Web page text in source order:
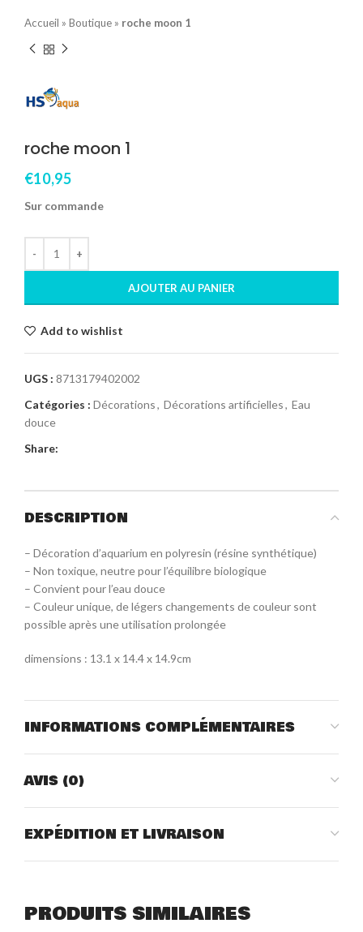
Accueil » Boutique » roche moon 1
roche moon 1
€10,95
Sur commande
AJOUTER AU PANIER
Add to wishlist
UGS : 8713179402002
Catégories : Décorations, Décorations artificielles, Eau
douce
Share:
DESCRIPTION
– Décoration d’aquarium en polyresin (résine synthétique)
– Non toxique, neutre pour l’équilibre biologique
– Convient pour l’eau douce
– Couleur unique, de légers changements de couleur sont
possible après une utilisation prolongée
dimensions : 13.1 x 14.4 x 14.9cm
INFORMATIONS COMPLÉMENTAIRES
AVIS (0)
EXPÉDITION ET LIVRAISON
PRODUITS SIMILAIRES